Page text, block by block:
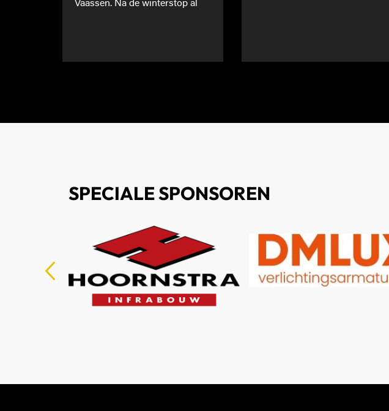
Vaassen. Na de winterstop al
SPECIALE SPONSOREN